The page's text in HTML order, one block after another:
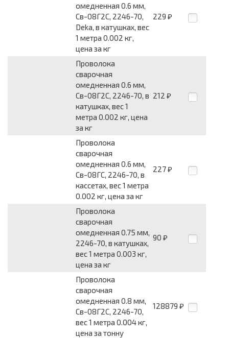
омедненная 0.6 мм,
Св-08Г2С, 2246-70,
Deka, в катушках, вес
1 метра 0.002 кг,
цена за кг
229 ₽
Проволока
сварочная
омедненная 0.6 мм,
Св-08Г2С, 2246-70, в
катушках, вес 1
метра 0.002 кг, цена
за кг
212 ₽
Проволока
сварочная
омедненная 0.6 мм,
Св-08ГС, 2246-70, в
кассетах, вес 1 метра
0.002 кг, цена за кг
227 ₽
Проволока
сварочная
омедненная 0.75 мм,
2246-70, в катушках,
вес 1 метра 0.003 кг,
цена за кг
90 ₽
Проволока
сварочная
омедненная 0.8 мм,
Св-08Г2С, 2246-70,
вес 1 метра 0.004 кг,
цена за тонну
128879 ₽